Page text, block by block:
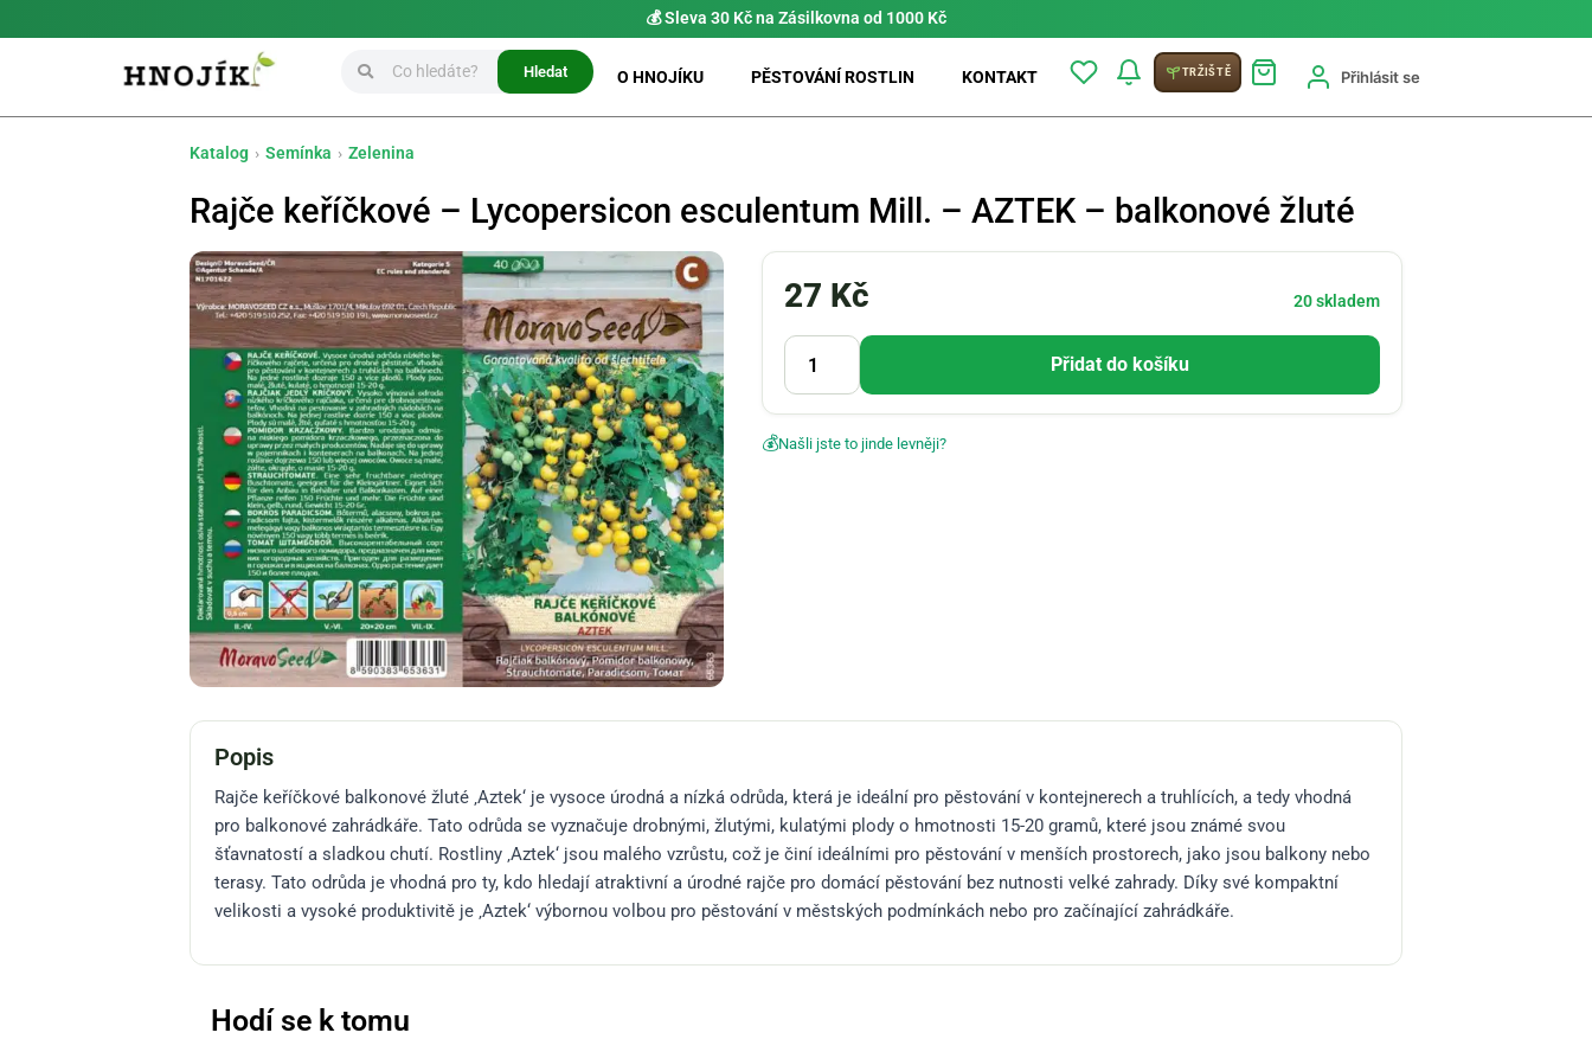
💰 Sleva 30 Kč na Zásilkovna od 1000 Kč
Hledat O HNOJÍKU PĚSTOVÁNÍ ROSTLIN KONTAKT TRŽIŠTĚ Přihlásit se
Katalog › Semínka › Zelenina
Rajče keříčkové – Lycopersicon esculentum Mill. – AZTEK – balkonové žluté
27 Kč 20 skladem
Přidat do košíku
💰Našli jste to jinde levněji?
Popis
Rajče keříčkové balkonové žluté ‚Aztek‘ je vysoce úrodná a nízká odrůda, která je ideální pro pěstování v kontejnerech a truhlících, a tedy vhodná
pro balkonové zahrádkáře. Tato odrůda se vyznačuje drobnými, žlutými, kulatými plody o hmotnosti 15-20 gramů, které jsou známé svou
šťavnatostí a sladkou chutí. Rostliny ‚Aztek‘ jsou malého vzrůstu, což je činí ideálními pro pěstování v menších prostorech, jako jsou balkony nebo
terasy. Tato odrůda je vhodná pro ty, kdo hledají atraktivní a úrodné rajče pro domácí pěstování bez nutnosti velké zahrady. Díky své kompaktní
velikosti a vysoké produktivitě je ‚Aztek‘ výbornou volbou pro pěstování v městských podmínkách nebo pro začínající zahrádkáře​​​​​​.
Hodí se k tomu